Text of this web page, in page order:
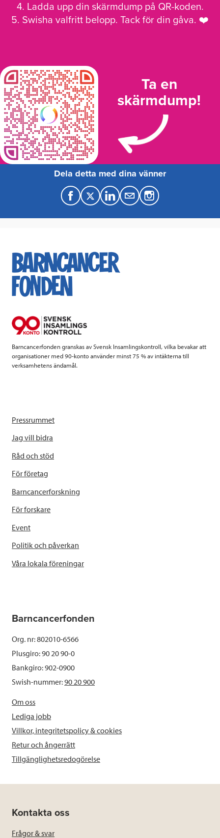
4. Ladda upp din skärmdump på QR-koden.
5. Swisha valfritt belopp. Tack för din gåva. ❤️
Ta en
skärmdump!
Dela detta med dina vänner
F
a
e
b
k
T
w
t
t
L
i
k
e
M
a
Barncancerfonden granskas av Svensk Insamlingskontroll, vilka bevakar att
organisationer med 90-konto använder minst 75 % av intäkterna till
verksamhetens ändamål.
Pressrummet
Jag vill bidra
Råd och stöd
För företag
Barncancerforskning
För forskare
Event
Politik och påverkan
Våra lokala föreningar
Barncancerfonden
Org. nr: 802010-6566
Plusgiro: 90 20 90-0
Bankgiro: 902-0900
Swish-nummer:90 20 900
Om oss
Lediga jobb
Villkor, integritetspolicy & cookies
Retur och ångerrätt
Tillgänglighetsredogörelse
Kontakta oss
Frågor & svar